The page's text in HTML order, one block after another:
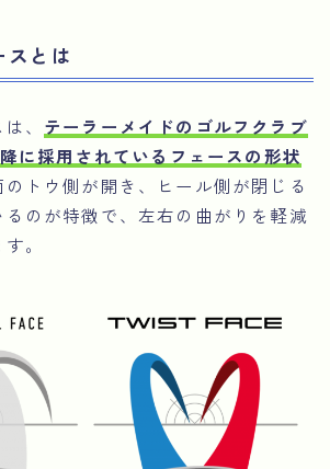
スとは
、 テーラーメイドのゴルフクラブ
降に採用されているフェースの形状
トウ側が開き、ヒール側が閉じる
のが特徴で、左右の曲がりを軽減
。